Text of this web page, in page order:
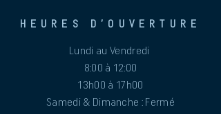
HEURES D'OUVERTURE
Lundi au Vendredi
8:00 à 12:00
13h00 à 17h00
Samedi & Dimanche : Fermé